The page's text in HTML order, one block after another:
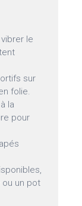
le
sur
folie.
la
pour
ou un pot